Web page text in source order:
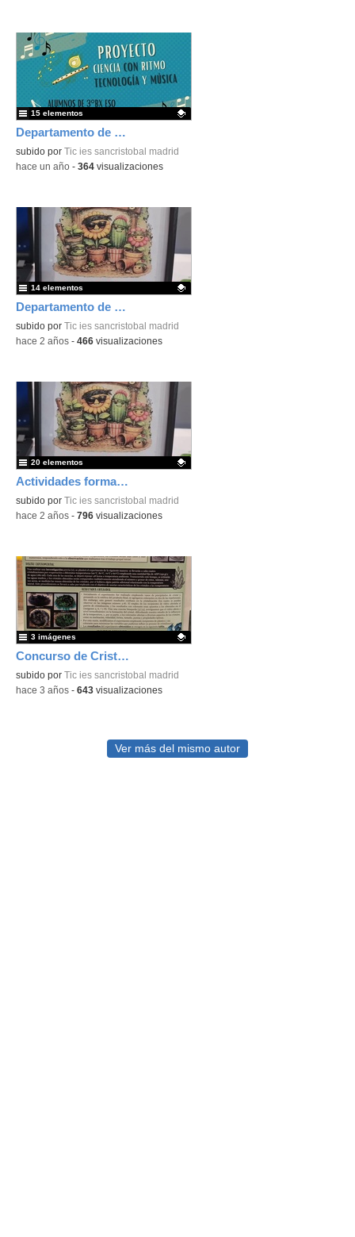
Departamento de música
Contenido educativo.
subido por Tic ies sancristobal madrid
15 elementos
-hace un año - 364 visualizaciones
Departamento de Tecnología
Contenido educativo.
subido por Tic ies sancristobal madrid
14 elementos
-hace 2 años - 466 visualizaciones
Actividades formativas
Contenido educativo.
subido por Tic ies sancristobal madrid
20 elementos
-hace 2 años - 796 visualizaciones
Concurso de Cristalización en la Escuela
Contenido educativo.
subido por Tic ies sancristobal madrid
3 imágenes
-hace 3 años - 643 visualizaciones
Ver más del mismo autor